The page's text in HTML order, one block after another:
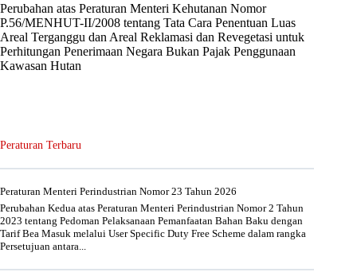
Perubahan atas Peraturan Menteri Kehutanan Nomor
P.56/MENHUT-II/2008 tentang Tata Cara Penentuan Luas
Areal Terganggu dan Areal Reklamasi dan Revegetasi untuk
Perhitungan Penerimaan Negara Bukan Pajak Penggunaan
Kawasan Hutan
Peraturan Terbaru
Peraturan Menteri Perindustrian Nomor 23 Tahun 2026
Perubahan Kedua atas Peraturan Menteri Perindustrian Nomor 2 Tahun
2023 tentang Pedoman Pelaksanaan Pemanfaatan Bahan Baku dengan
Tarif Bea Masuk melalui User Specific Duty Free Scheme dalam rangka
Persetujuan antara...